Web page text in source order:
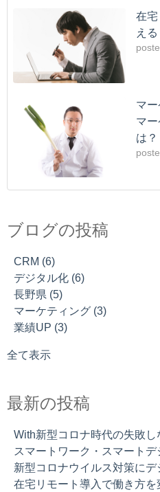
在
える
マ
マ
は？
With新型コロナ時代の失敗し
顧客という世界地図でマーケ
在宅リモート導入で働き方を変
CRMは業務の合理性の追求で
ステムです。
営業担当の働く時間の25.5%
スマートワーク・スマートデ
エクセルで戦略的な顧客でき
CRMがあるのご存知ですか？
長野県 (5)
業績UP(3)
SEO対策(2)
ECサイト(1)
インバウンドマーケティング
ランディングページ
ブログの投稿
CRM (6)
デジタル化 (6)
長野県 (5)
マーケティング (3)
業績UP (3)
全て表示
最新の投稿
With新型コロナ時代の失敗し
スマートワーク・スマートデ
新型コロナウイルス対策に
在宅リモート導入で働き方を